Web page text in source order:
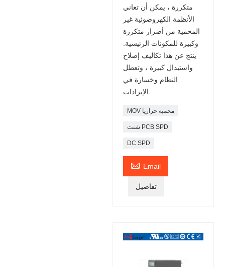
متكررة ، يمكن أن تعاني
الأنظمة الكهروضوئية غير
المحمية من أضرار متكررة
وكبيرة للمكونات الرئيسية.
ينتج عن هذا تكاليف إصلاح
واستبدال كبيرة ، وتعطل
النظام وخسارة في
MOV محمية حراريا
شنت PCB SPD
DC SPD
 Email
تفاصيل